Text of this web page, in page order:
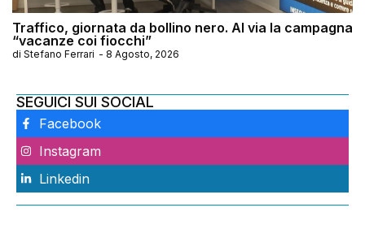
Traffico, giornata da bollino nero. Al via la campagna
“vacanze coi fiocchi”
di Stefano Ferrari - 8 Agosto, 2026
SEGUICI SUI SOCIAL
Facebook
Instagram
Linkedin